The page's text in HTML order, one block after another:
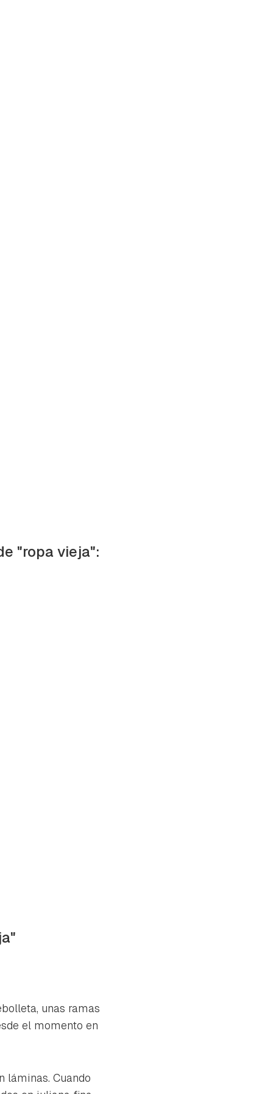
"ropa vieja":
unas ramas
el momento en
láminas. Cuando